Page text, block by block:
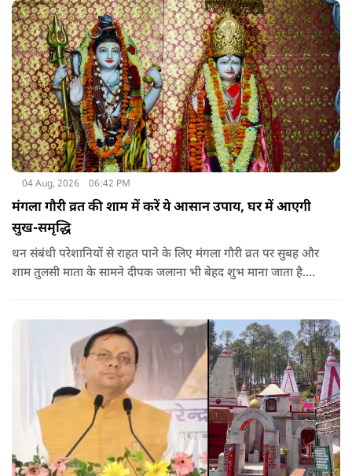
सकता है.
04 Aug, 2026 06:42 PM
मंगला गौरी व्रत की शाम में करें ये आसान उपाय, घर में आएगी
सुख-समृद्धि
धन संबंधी परेशानियों से राहत पाने के लिए मंगला गौरी व्रत पर सुबह और
शाम तुलसी माता के सामने दीपक जलाना भी बेहद शुभ माना जाता है.